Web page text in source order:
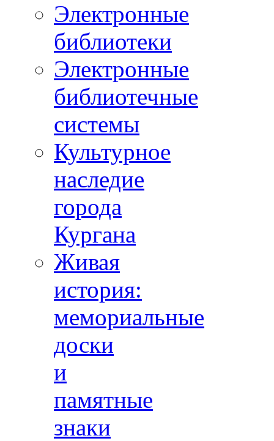
Электронные
библиотеки
Электронные
библиотечные
системы
Культурное
наследие
города
Кургана
Живая
история:
мемориальные
доски
и
памятные
знаки